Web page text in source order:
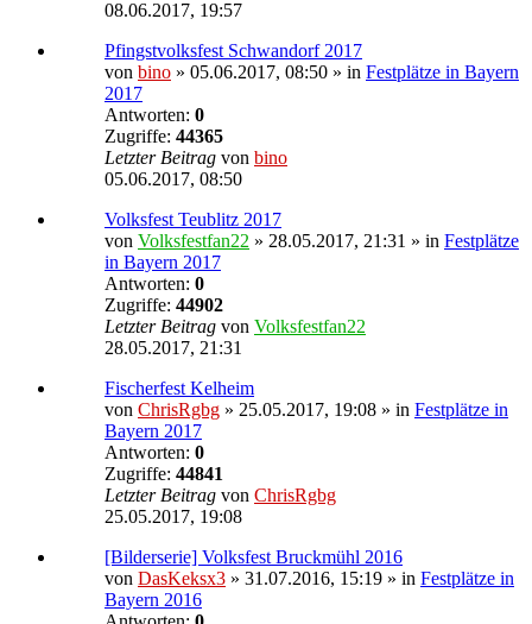
08.06.2017, 19:57
Pfingstvolksfest Schwandorf 2017
von bino » 05.06.2017, 08:50 » in Festplätze in Bayern
2017
Antworten: 0
Zugriffe: 44365
Letzter Beitrag von bino
05.06.2017, 08:50
Volksfest Teublitz 2017
von Volksfestfan22 » 28.05.2017, 21:31 » in Festplätze
in Bayern 2017
Antworten: 0
Zugriffe: 44902
Letzter Beitrag von Volksfestfan22
28.05.2017, 21:31
Fischerfest Kelheim
von ChrisRgbg » 25.05.2017, 19:08 » in Festplätze in
Bayern 2017
Antworten: 0
Zugriffe: 44841
Letzter Beitrag von ChrisRgbg
25.05.2017, 19:08
[Bilderserie] Volksfest Bruckmühl 2016
von DasKeksx3 » 31.07.2016, 15:19 » in Festplätze in
Bayern 2016